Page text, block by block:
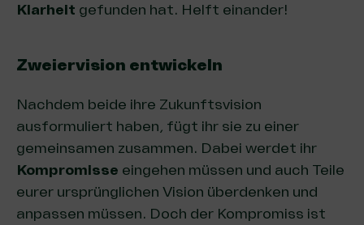
Klarheit gefunden hat. Helft einander!
Zweiervision entwickeln
Nachdem beide ihre Zukunftsvision
ausformuliert haben, fügt ihr sie zu einer
gemeinsamen zusammen. Dabei werdet ihr
Kompromisse eingehen müssen und auch Teile
eurer ursprünglichen Vision überdenken und
anpassen müssen. Doch der Kompromiss ist